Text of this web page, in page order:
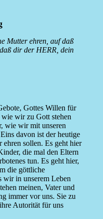
Mutter ehren, auf daß
dir der HERR, dein
Gottes Willen für
wie wir zu Gott stehen
wie wir mit unseren
davon ist der heutige
sollen. Es geht hier
die mal den Eltern
tun. Es geht hier,
die göttliche
wir in unserem Leben
meinen, Vater und
immer vor uns. Sie zu
Autorität für uns